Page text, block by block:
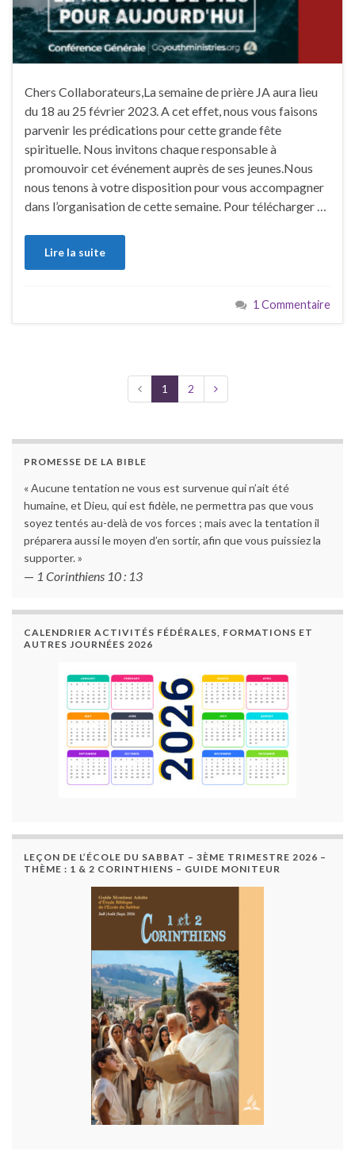
Chers Collaborateurs,La semaine de prière JA aura lieu
du 18 au 25 février 2023. A cet effet, nous vous faisons
parvenir les prédications pour cette grande fête
spirituelle. Nous invitons chaque responsable à
promouvoir cet événement auprès de ses jeunes.Nous
nous tenons à votre disposition pour vous accompagner
dans l’organisation de cette semaine. Pour télécharger …
Lire la suite
1 Commentaire
1 2
PROMESSE DE LA BIBLE
« Aucune tentation ne vous est survenue qui n’ait été
humaine, et Dieu, qui est fidèle, ne permettra pas que vous
soyez tentés au-delà de vos forces ; mais avec la tentation il
préparera aussi le moyen d’en sortir, afin que vous puissiez la
supporter. »
— 1 Corinthiens 10 : 13
CALENDRIER ACTIVITÉS FÉDÉRALES, FORMATIONS ET
AUTRES JOURNÉES 2026
LEÇON DE L’ÉCOLE DU SABBAT – 3ÈME TRIMESTRE 2026 –
THÈME : 1 & 2 CORINTHIENS – GUIDE MONITEUR